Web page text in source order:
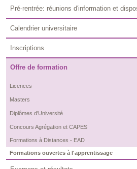
Pré-rentrée: réunions d'information et
Calendrier universitaire
Inscriptions
Offre de formation
Licences
Masters
Diplômes d'Université
Concours Agrégation et CAPES
Formations à Distances - EAD
Formations ouvertes à l'apprentissage